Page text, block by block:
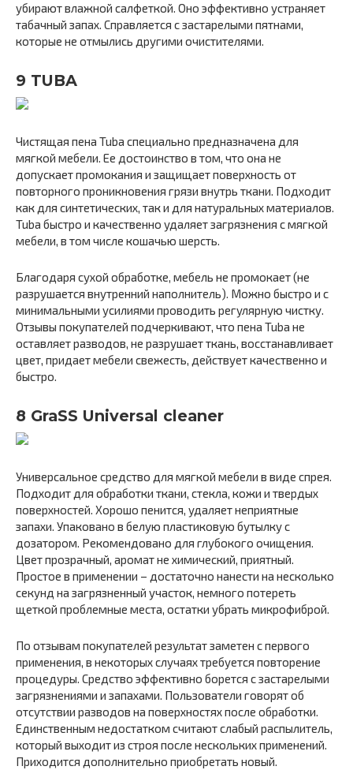
убирают влажной салфеткой. Оно эффективно устраняет
табачный запах. Справляется с застарелыми пятнами,
которые не отмылись другими очистителями.
9 TUBA
Чистящая пена Tuba специально предназначена для
мягкой мебели. Ее достоинство в том, что она не
допускает промокания и защищает поверхность от
повторного проникновения грязи внутрь ткани. Подходит
как для синтетических, так и для натуральных материалов.
Tuba быстро и качественно удаляет загрязнения с мягкой
мебели, в том числе кошачью шерсть.
Благодаря сухой обработке, мебель не промокает (не
разрушается внутренний наполнитель). Можно быстро и с
минимальными усилиями проводить регулярную чистку.
Отзывы покупателей подчеркивают, что пена Tuba не
оставляет разводов, не разрушает ткань, восстанавливает
цвет, придает мебели свежесть, действует качественно и
быстро.
8 GraSS Universal cleaner
Универсальное средство для мягкой мебели в виде спрея.
Подходит для обработки ткани, стекла, кожи и твердых
поверхностей. Хорошо пенится, удаляет неприятные
запахи. Упаковано в белую пластиковую бутылку с
дозатором. Рекомендовано для глубокого очищения.
Цвет прозрачный, аромат не химический, приятный.
Простое в применении – достаточно нанести на несколько
секунд на загрязненный участок, немного потереть
щеткой проблемные места, остатки убрать микрофиброй.
По отзывам покупателей результат заметен с первого
применения, в некоторых случаях требуется повторение
процедуры. Средство эффективно борется с застарелыми
загрязнениями и запахами. Пользователи говорят об
отсутствии разводов на поверхностях после обработки.
Единственным недостатком считают слабый распылитель,
который выходит из строя после нескольких применений.
Приходится дополнительно приобретать новый.